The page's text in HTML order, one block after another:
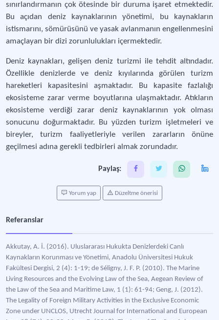
sınırlandırmanın çok ötesinde bir duruma işaret etmektedir.
Bu açıdan deniz kaynaklarının yönetimi, bu kaynakların
istismarını, sömürüsünü ve yasak avlanmanın engellenmesini
amaçlayan bir dizi zorunlulukları içermektedir.
Deniz kaynakları, gelişen deniz turizmi ile tehdit altındadır.
Özellikle denizlerde ve deniz kıyılarında görülen turizm
hareketleri kapasitesini aşmaktadır. Bu kapasite fazlalığı
ekosisteme zarar verme boyutlarına ulaşmaktadır. Atıkların
ekosisteme verdiği zarar deniz kaynaklarının yok olması
sonucunu doğurmaktadır. Bu yüzden turizm işletmeleri ve
bireyler, turizm faaliyetleriyle verilen zararların önüne
geçilmesi adına gerekli tedbirleri almak zorundadır.
Paylaş:
Yorum yap Düzeltme önerisi
Referanslar
Akkutay, A. İ. (2016). Uluslararası Hukukta Denizlerdeki Canlı
Kaynakların Korunması ve Yönetimi, Anadolu Üniversitesi Hukuk
Fakültesi Dergisi, 2 (4): 1-19; de Séligny, J. F. P. (2010). The Marine
Living Resources and the Evolving Law of the Sea, Aegean Review of
the Law of the Sea and Maritime Law, 1 (1): 61-94; Geng, J. (2012).
The Legality of Foreign Military Activities in the Exclusive Economic
Zone under UNCLOS, Utrecht Journal for International and European